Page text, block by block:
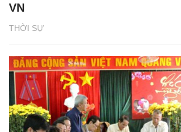
THỜI SỰ
VN